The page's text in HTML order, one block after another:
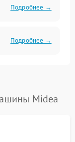
Подробнее →
Подробнее →
Подробнее →
Midea